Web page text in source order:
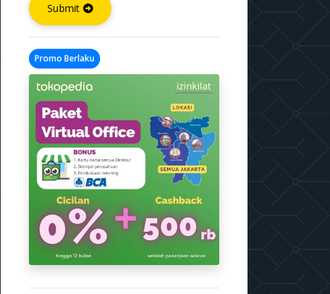
Submit
Promo Berlaku